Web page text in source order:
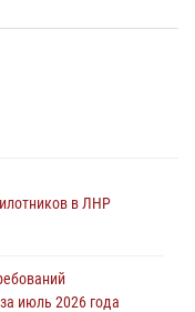
в ЛНР
июль 2026 года